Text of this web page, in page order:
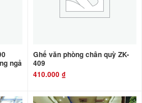
ngả
Ghế văn phòng chân quỳ ZK-
409
410.000 ₫